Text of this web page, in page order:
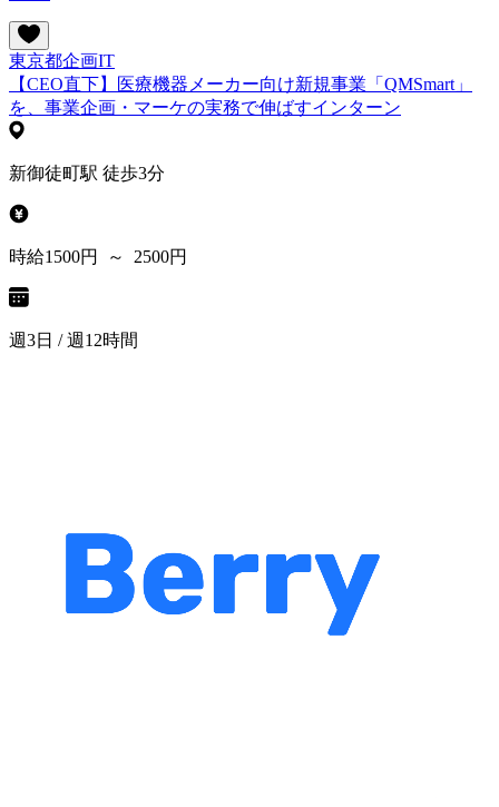
東京都企画IT
【CEO直下】医療機器メーカー向け新規事業「QMSmart」
を、事業企画・マーケの実務で伸ばすインターン
新御徒町駅 徒歩3分
時給1500円 ～ 2500円
週3日 / 週12時間